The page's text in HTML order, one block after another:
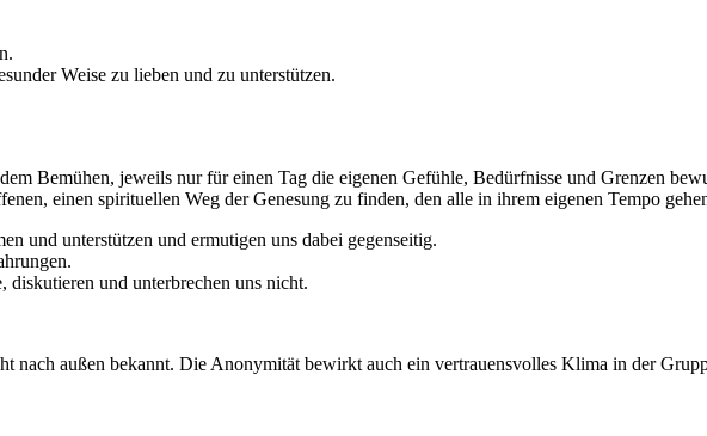
Weise zu lieben und zu unterstützen.
Bemühen, jeweils nur für einen Tag die eigenen Gefühle, Bedürfnisse und Grenzen
einen spirituellen Weg der Genesung zu finden, den alle in ihrem eigenen Tempo
und unterstützen und ermutigen uns dabei gegenseitig.
diskutieren und unterbrechen uns nicht.
außen bekannt. Die Anonymität bewirkt auch ein vertrauensvolles Klima in der